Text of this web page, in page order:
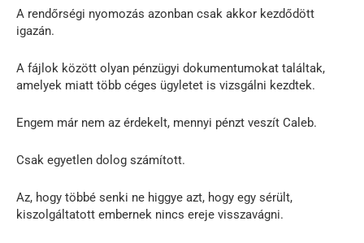
A rendőrségi nyomozás azonban csak akkor kezdődött
igazán.
A fájlok között olyan pénzügyi dokumentumokat találtak,
amelyek miatt több céges ügyletet is vizsgálni kezdtek.
Engem már nem az érdekelt, mennyi pénzt veszít Caleb.
Csak egyetlen dolog számított.
Az, hogy többé senki ne higgye azt, hogy egy sérült,
kiszolgáltatott embernek nincs ereje visszavágni.